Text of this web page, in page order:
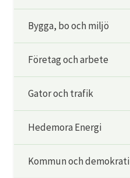
Bygga, bo och miljö
Företag och arbete
Gator och trafik
Hedemora Energi
Kommun och demokrati